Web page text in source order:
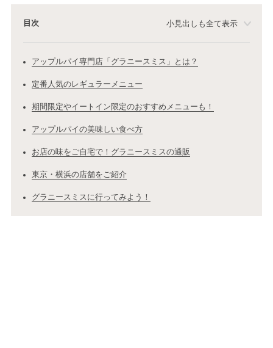
目次 小見出しも全て表示
アップルパイ専門店「グラニースミス」とは？
定番人気のレギュラーメニュー
期間限定やイートイン限定のおすすめメニューも！
アップルパイの美味しい食べ方
お店の味をご自宅で！グラニースミスの通販
東京・横浜の店舗をご紹介
グラニースミスに行ってみよう！